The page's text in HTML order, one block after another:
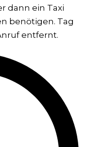
dann ein Taxi
benötigen. Tag
entfernt.